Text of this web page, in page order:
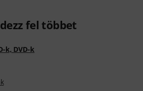
fel többet
k, DVD-k